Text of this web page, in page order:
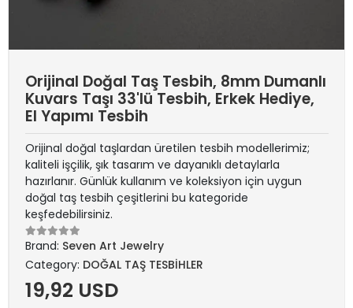
Orijinal Doğal Taş Tesbih, 8mm Dumanlı
Kuvars Taşı 33'lü Tesbih, Erkek Hediye,
El Yapımı Tesbih
Orijinal doğal taşlardan üretilen tesbih modellerimiz;
kaliteli işçilik, şık tasarım ve dayanıklı detaylarla
hazırlanır. Günlük kullanım ve koleksiyon için uygun
doğal taş tesbih çeşitlerini bu kategoride
keşfedebilirsiniz.
Brand: Seven Art Jewelry
Category: DOĞAL TAŞ TESBİHLER
19,92 USD